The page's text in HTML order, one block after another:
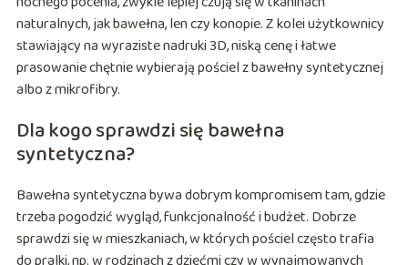
naturalnych, jak bawełna, len czy konopie. Z kolei użytkownicy
stawiający na wyraziste nadruki 3D, niską cenę i łatwe
prasowanie chętnie wybierają pościel z bawełny syntetycznej
albo z mikrofibry.
Dla kogo sprawdzi się bawełna
syntetyczna?
Bawełna syntetyczna bywa dobrym kompromisem tam, gdzie
trzeba pogodzić wygląd, funkcjonalność i budżet. Dobrze
sprawdzi się w mieszkaniach, w których pościel często trafia